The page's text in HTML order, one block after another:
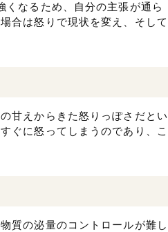
くなるため、自分の主張が通ら
合は怒りで現状を変え、そして
甘えからきた怒りっぽさだとい
ぐに怒ってしまうのであり、こ
質の泌量のコントロールが難し